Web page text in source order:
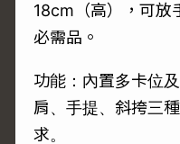
18cm（高），可放
必需品。
功能：內置多卡位
肩、手提、斜挎三
求。